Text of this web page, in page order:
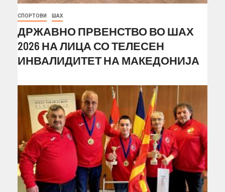
СПОРТОВИ ШАХ
ДРЖАВНО ПРВЕНСТВО ВО ШАХ
2026 НА ЛИЦА СО ТЕЛЕСЕН
ИНВАЛИДИТЕТ НА МАКЕДОНИЈА